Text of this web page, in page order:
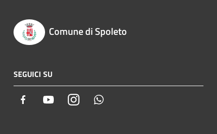
Comune di Spoleto
SEGUICI SU
Facebook YoutubeInstagram